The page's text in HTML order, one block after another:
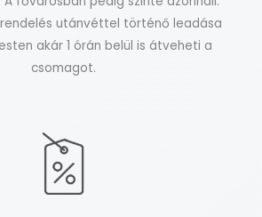
utánvéttel történő leadása
akár 1 órán belül is átveheti a
csomagot.